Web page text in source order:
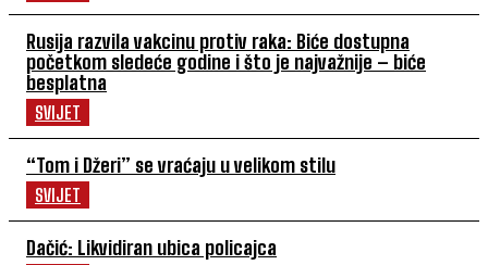
Rusija razvila vakcinu protiv raka: Biće dostupna
početkom sledeće godine i što je najvažnije – biće
besplatna
SVIJET
“Tom i Džeri” se vraćaju u velikom stilu
SVIJET
Dačić: Likvidiran ubica policajca